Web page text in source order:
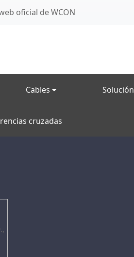
oficial de WCON
Cables Solución
cruzadas